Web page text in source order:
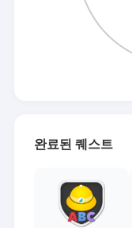
완료된 퀘스트